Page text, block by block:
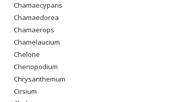
Chamaecyparis
Chamaedorea
Chamaerops
Chamelaucium
Chelone
Chenopodium
Chrysanthemum
Cirsium